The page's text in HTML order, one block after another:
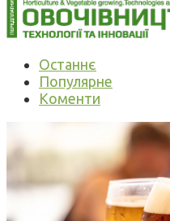
Останнє
Популярне
Коменти